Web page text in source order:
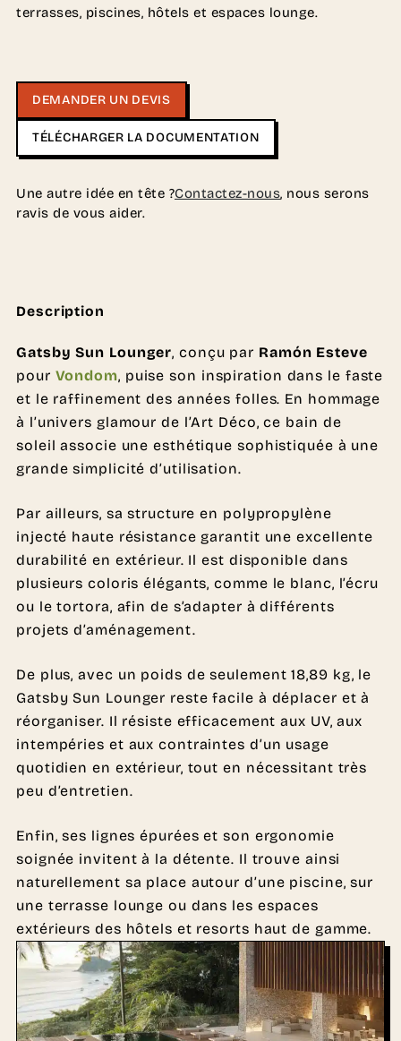
terrasses, piscines, hôtels et espaces lounge.
DEMANDER UN DEVIS
TÉLÉCHARGER LA DOCUMENTATION
Une autre idée en tête ?Contactez-nous, nous serons
ravis de vous aider.
Description
Gatsby Sun Lounger, conçu par Ramón Esteve
pour Vondom, puise son inspiration dans le faste
et le raffinement des années folles. En hommage
à l’univers glamour de l’Art Déco, ce bain de
soleil associe une esthétique sophistiquée à une
grande simplicité d’utilisation.
Par ailleurs, sa structure en polypropylène
injecté haute résistance garantit une excellente
durabilité en extérieur. Il est disponible dans
plusieurs coloris élégants, comme le blanc, l’écru
ou le tortora, afin de s’adapter à différents
projets d’aménagement.
De plus, avec un poids de seulement 18,89 kg, le
Gatsby Sun Lounger reste facile à déplacer et à
réorganiser. Il résiste efficacement aux UV, aux
intempéries et aux contraintes d’un usage
quotidien en extérieur, tout en nécessitant très
peu d’entretien.
Enfin, ses lignes épurées et son ergonomie
soignée invitent à la détente. Il trouve ainsi
naturellement sa place autour d’une piscine, sur
une terrasse lounge ou dans les espaces
extérieurs des hôtels et resorts haut de gamme.